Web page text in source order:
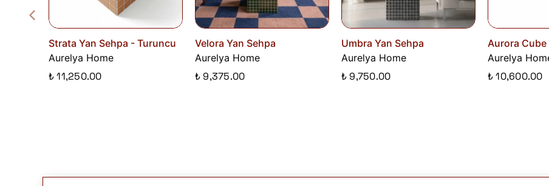
Strata Yan Sehpa - Turuncu
Aurelya Home
₺ 11,250.00
Velora Yan Sehpa
Aurelya Home
₺ 9,375.00
Umbra Yan Sehpa
Aurelya Home
₺ 9,750.00
Aurora Cube
Aurelya
₺ 10,600.00